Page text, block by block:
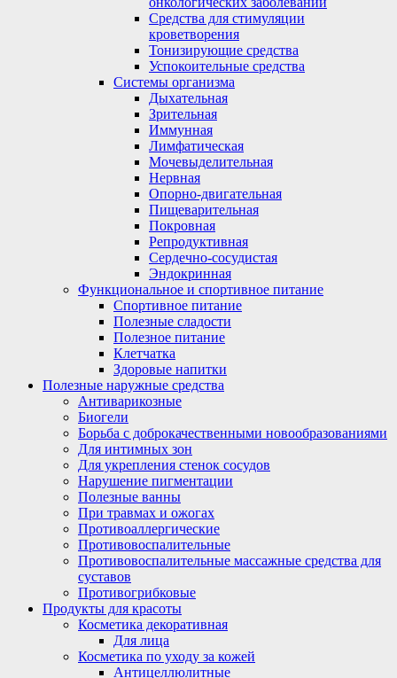
Средства для стимуляции
кроветворения
Тонизирующие средства
Успокоительные средства
Системы организма
Дыхательная
Зрительная
Иммунная
Лимфатическая
Мочевыделительная
Нервная
Опорно-двигательная
Пищеварительная
Покровная
Репродуктивная
Сердечно-сосудистая
Эндокринная
Функциональное и спортивное питание
Спортивное питание
Полезные сладости
Полезное питание
Клетчатка
Здоровые напитки
Полезные наружные средства
Антиварикозные
Биогели
Борьба с доброкачественными новообразованиями
Для интимных зон
Для укрепления стенок сосудов
Нарушение пигментации
Полезные ванны
При травмах и ожогах
Противоаллергические
Противовоспалительные
Противовоспалительные массажные средства для
суставов
Противогрибковые
Продукты для красоты
Косметика декоративная
Для лица
Косметика по уходу за кожей
Антицеллюлитные